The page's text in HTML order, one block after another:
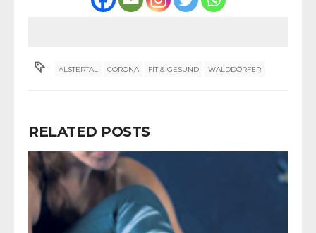
ALSTERTAL CORONA FIT & GESUND WALDDÖRFER
RELATED POSTS